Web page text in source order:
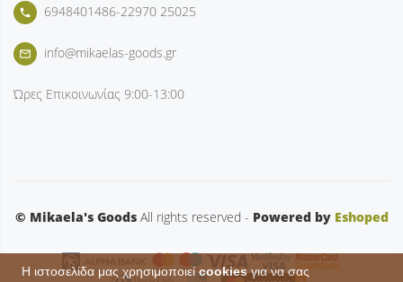
Η ιστοσελίδα μας χρησιμοποιείcookiesγια να σας
phone 6948401486-22970 25025
mail_outline info@mikaelas-goods.gr
Ώρες Επικοινωνίας 9:00-13:00
© Mikaela's GoodsAll rights reserved - Powered by Eshoped